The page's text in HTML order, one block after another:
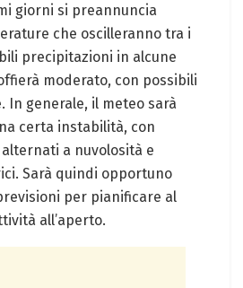
giorni si preannuncia
che oscilleranno tra i
precipitazioni in alcune
moderato, con possibili
In generale, il meteo sarà
certa instabilità, con
a nuvolosità e
Sarà quindi opportuno
per pianificare al
all’aperto.